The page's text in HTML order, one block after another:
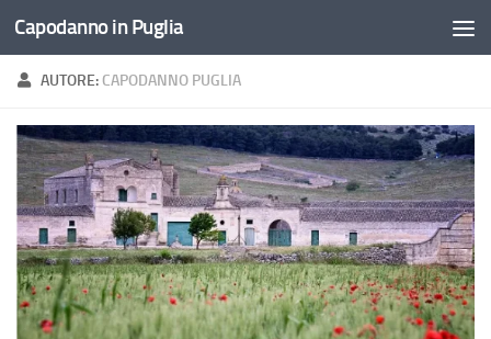
Salta al contenuto
Capodanno in Puglia
AUTORE: CAPODANNO PUGLIA